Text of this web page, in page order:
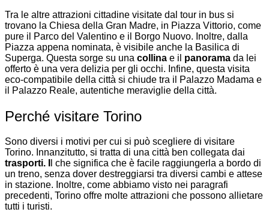
Tra le altre attrazioni cittadine visitate dal tour in bus si
trovano la Chiesa della Gran Madre, in Piazza Vittorio, come
pure il Parco del Valentino e il Borgo Nuovo. Inoltre, dalla
Piazza appena nominata, è visibile anche la Basilica di
Superga. Questa sorge su una collina e il panorama da lei
offerto è una vera delizia per gli occhi. Infine, questa visita
eco-compatibile della città si chiude tra il Palazzo Madama e
il Palazzo Reale, autentiche meraviglie della città.
Perché visitare Torino
Sono diversi i motivi per cui si può scegliere di visitare
Torino. Innanzitutto, si tratta di una città ben collegata dai
trasporti. I
l che significa che è facile raggiungerla a bordo di
un treno, senza dover destreggiarsi tra diversi cambi e attese
in stazione. Inoltre, come abbiamo visto nei paragrafi
precedenti, Torino offre molte attrazioni che possono allietare
tutti i turisti.